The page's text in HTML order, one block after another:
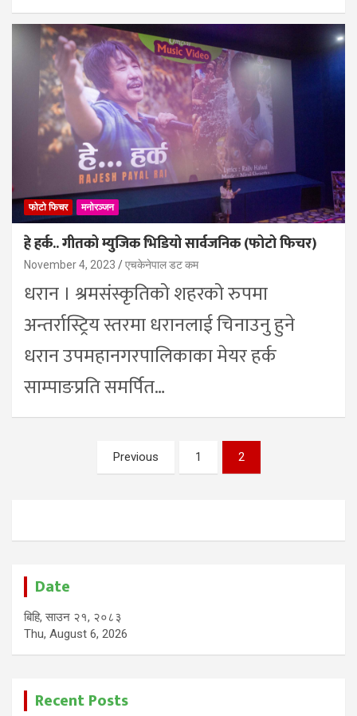
फोटो फिचर मनोरञ्जन
हे हर्क.. गीतको म्युजिक भिडियो सार्वजनिक (फोटो फिचर)
November 4, 2023 एचकेनेपाल डट कम
धरान । श्रमसंस्कृतिको शहरको रुपमा
अन्तर्रास्ट्रिय स्तरमा धरानलाई चिनाउनु हुने
धरान उपमहानगरपालिकाका मेयर हर्क
साम्पाङप्रति समर्पित…
pagination
Previous 1 2
Date
बिहि, साउन २१, २०८३
Thu, August 6, 2026
Recent Posts